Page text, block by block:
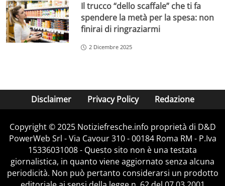
Il trucco “dello scaffale” che ti fa
spendere la metà per la spesa: non
finirai di ringraziarmi
2 Dicembre 2025
Disclaimer Privacy Policy Redazione
Copyright © 2025 Notiziefresche.info proprietà di D&D
PowerWeb Srl - Via Cavour 310 - 00184 Roma RM - P.Iva
15336031008 - Questo sito non è una testata
giornalistica, in quanto viene aggiornato senza alcuna
periodicità. Non può pertanto considerarsi un prodotto